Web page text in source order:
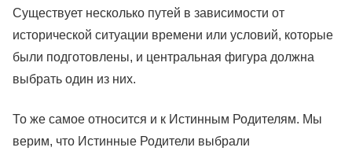
Существует несколько путей в зависимости от
исторической ситуации времени или условий, которые
были подготовлены, и центральная фигура должна
выбрать один из них.
То же самое относится и к Истинным Родителям. Мы
верим, что Истинные Родители выбрали